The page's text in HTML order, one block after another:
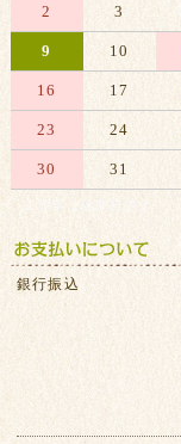
2 3
9 10
16 17
23 24
30 31
※赤字は休業日です
銀行振込